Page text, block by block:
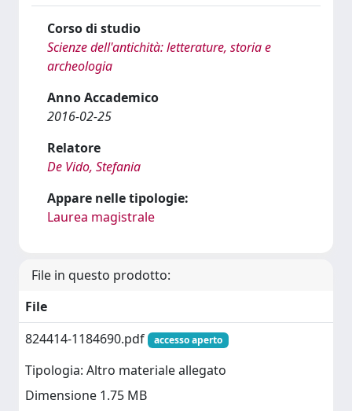
Corso di studio
Scienze dell'antichità: letterature, storia e
archeologia
Anno Accademico
2016-02-25
Relatore
De Vido, Stefania
Appare nelle tipologie:
Laurea magistrale
File in questo prodotto:
File
824414-1184690.pdf
accesso aperto
Tipologia: Altro materiale allegato
Dimensione 1.75 MB